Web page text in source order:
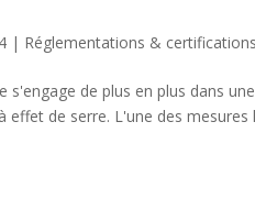
| Réglementations & certifications
s'engage de plus en plus dans
effet de serre. L'une des